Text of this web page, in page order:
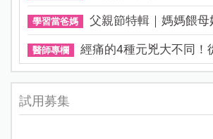
學習當爸媽 父親節特輯｜媽媽餵母
醫師專欄 經痛的4種元兇大不同！
試用募集